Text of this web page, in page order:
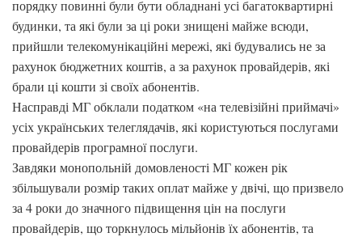
порядку повинні були бути обладнані усі багатоквартирні
будинки, та які були за ці роки знищені майже всюди,
прийшли телекомунікаційні мережі, які будувались не за
рахунок бюджетних коштів, а за рахунок провайдерів, які
брали ці кошти зі своїх абонентів.
Насправді МГ обклали податком «на телевізійні приймачі»
усіх українських телеглядачів, які користуються послугами
провайдерів програмної послуги.
Завдяки монопольній домовленості МГ кожен рік
збільшували розмір таких оплат майже у двічі, що призвело
за 4 роки до значного підвищення цін на послуги
провайдерів, що торкнулось мільйонів їх абонентів, та